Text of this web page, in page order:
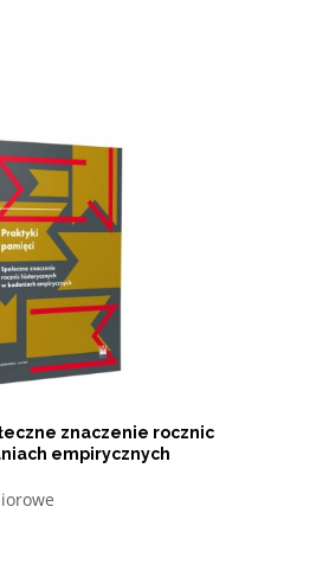
oknie listę pozycji, których autorem
znaczenie rocznic
empirycznych
oknie listę pozycji, których autorem